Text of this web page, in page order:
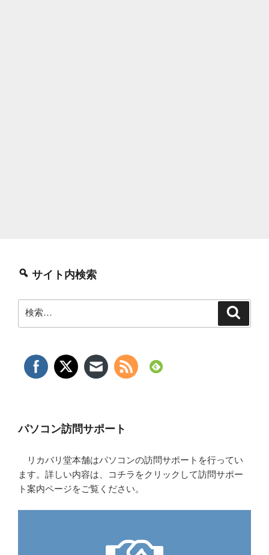
サイト内検索
索:
パソコン訪問サポート
リカバリ堂本舗はパソコンの訪問サポートを行ってい
ます。詳しい内容は、コチラをクリックして訪問サポー
ト案内ページをご覧ください。